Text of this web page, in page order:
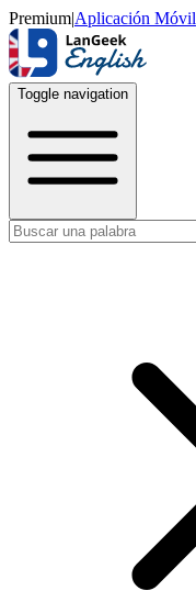
Premium|Aplicación Móvil
Toggle navigation